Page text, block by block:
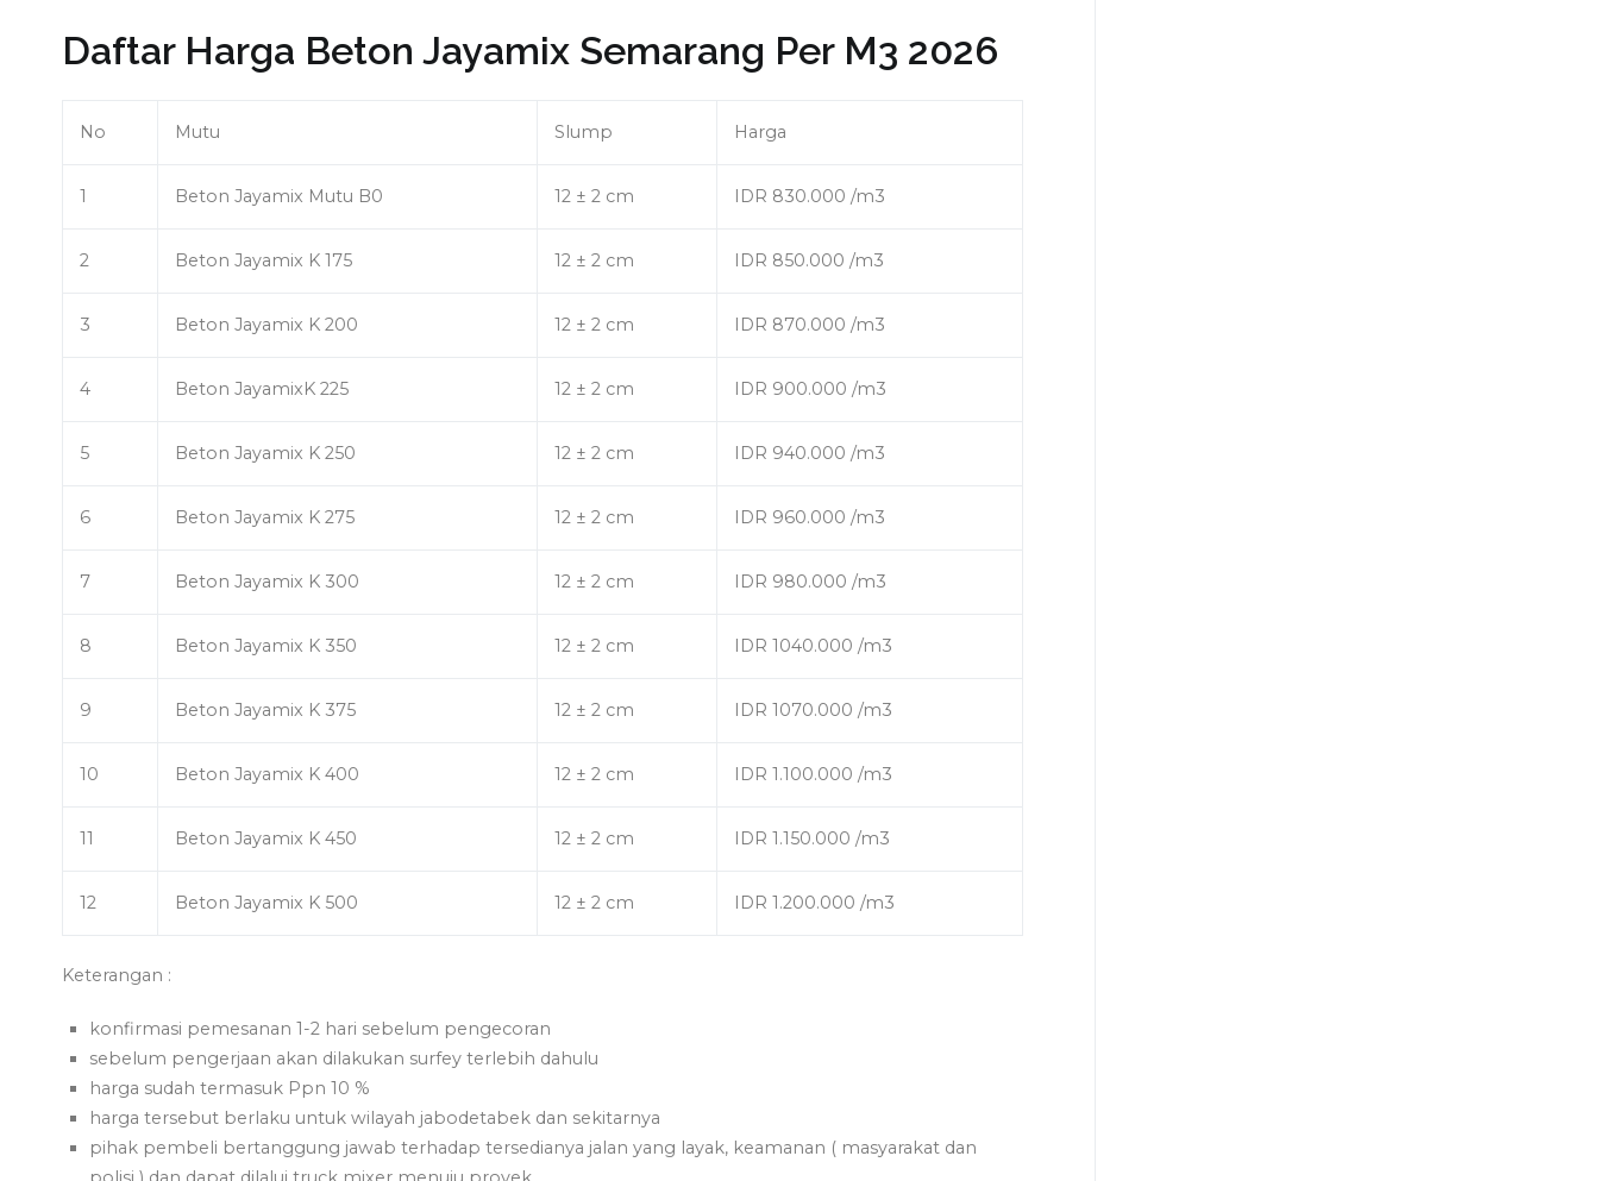
Daftar Harga Beton Jayamix Semarang Per M3 2026
No Mutu Slump Harga
1 Beton Jayamix Mutu B0 12 ± 2 cm IDR 830.000 /m3
2 Beton Jayamix K 175 12 ± 2 cm IDR 850.000 /m3
3 Beton Jayamix K 200 12 ± 2 cm IDR 870.000 /m3
4 Beton JayamixK 225 12 ± 2 cm IDR 900.000 /m3
5 Beton Jayamix K 250 12 ± 2 cm IDR 940.000 /m3
6 Beton Jayamix K 275 12 ± 2 cm IDR 960.000 /m3
7 Beton Jayamix K 300 12 ± 2 cm IDR 980.000 /m3
8 Beton Jayamix K 350 12 ± 2 cm IDR 1040.000 /m3
9 Beton Jayamix K 375 12 ± 2 cm IDR 1070.000 /m3
10 Beton Jayamix K 400 12 ± 2 cm IDR 1.100.000 /m3
11 Beton Jayamix K 450 12 ± 2 cm IDR 1.150.000 /m3
12 Beton Jayamix K 500 12 ± 2 cm IDR 1.200.000 /m3
Keterangan :
konfirmasi pemesanan 1-2 hari sebelum pengecoran
sebelum pengerjaan akan dilakukan surfey terlebih dahulu
harga sudah termasuk Ppn 10 %
harga tersebut berlaku untuk wilayah jabodetabek dan sekitarnya
pihak pembeli bertanggung jawab terhadap tersedianya jalan yang layak, keamanan ( masyarakat dan